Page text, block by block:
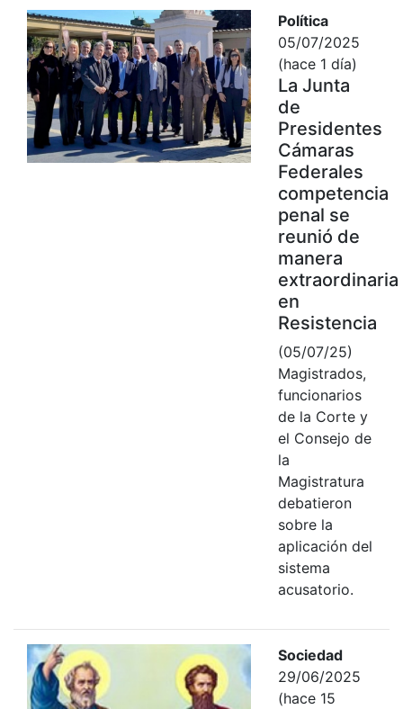
Política
05/07/2025
(hace 1 día)
La Junta
de
Presidentes
Cámaras
Federales
competencia
penal se
reunió de
manera
extraordinaria
en
Resistencia
(05/07/25)
Magistrados,
funcionarios
de la Corte y
el Consejo de
la
Magistratura
debatieron
sobre la
aplicación del
sistema
acusatorio.
Sociedad
29/06/2025
(hace 15